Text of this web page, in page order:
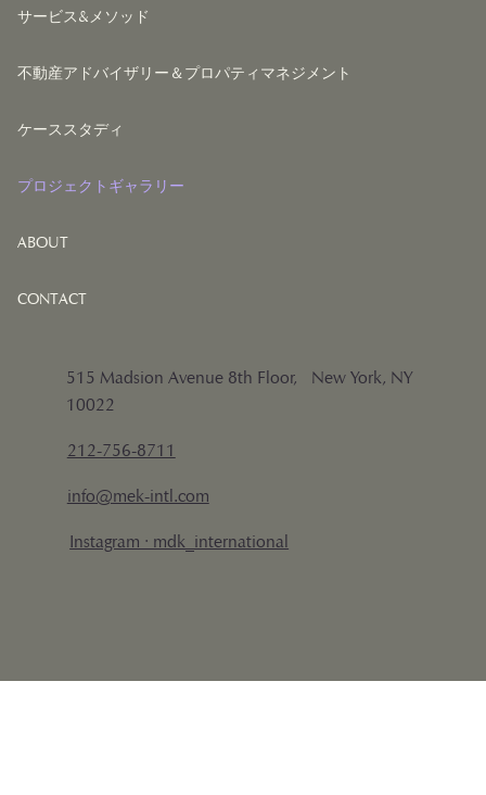
サービス&メソッド
不動産アドバイザリー＆プロパティマネジメント
ケーススタディ
プロジェクトギャラリー
ABOUT
CONTACT
515 Madsion Avenue 8th Floor, New York, NY
10022
212-756-8711
info@mek-intl.com
Instagram · mdk_international